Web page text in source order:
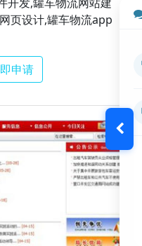
开发,罐车物流网站建
页设计,罐车物流app
申请